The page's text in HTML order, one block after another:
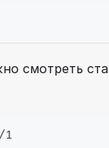
смотреть
1